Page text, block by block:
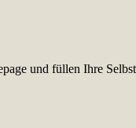
und füllen Ihre